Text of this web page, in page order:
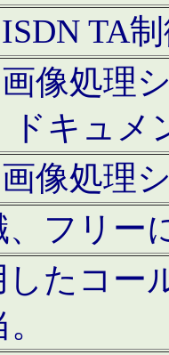
TA
像処理
ドキュメ
像処理
、フリー
したコー